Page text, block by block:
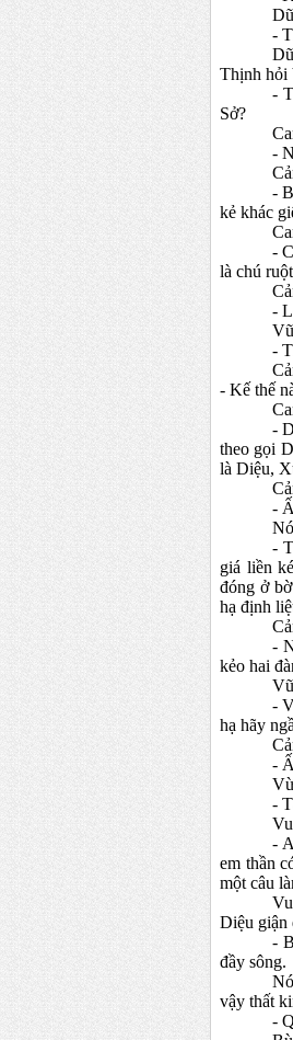
-
Thịnh hỏi
-
Sở?
-
-
kẻ khác
-
là chú
-
-
- Kế thế
-
theo gọi
là Diệu,
-
-
giá liền
đóng ở
hạ định
-
kẻo hai
-
hạ hãy
-
-
-
em thần
một câu
Diệu giận
-
đầy sông.
vậy thất
-